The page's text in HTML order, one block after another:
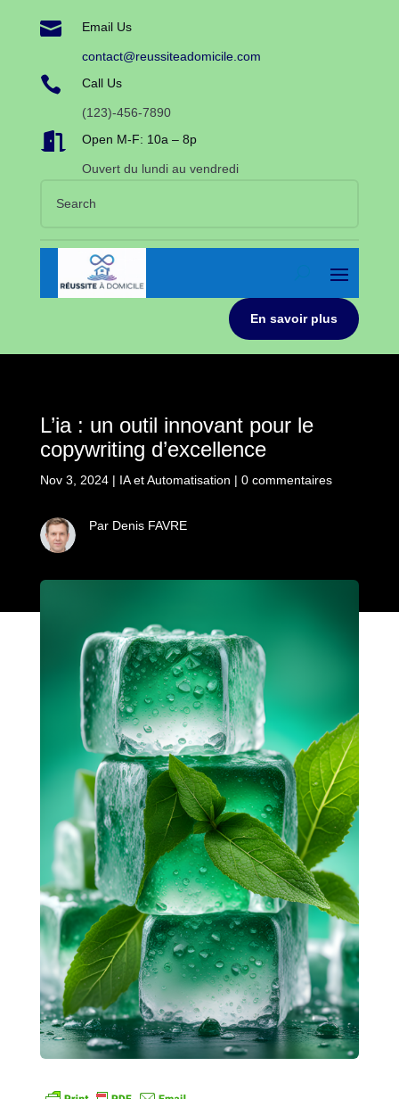
 Email Us
contact@reussiteadomicile.com
 Call Us
(123)-456-7890
 Open M-F: 10a – 8p
Ouvert du lundi au vendredi
En savoir plus
L’ia : un outil innovant pour le
copywriting d’excellence
Nov 3, 2024| IA et Automatisation | 0 commentaires
Par Denis FAVRE